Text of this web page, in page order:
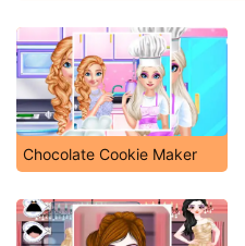
Chocolate Cookie Maker